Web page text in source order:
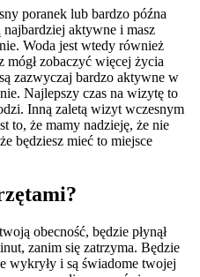
poranek lub bardzo późna
aktywne i masz
Woda jest wtedy również
mógł zobaczyć więcej życia
zazwyczaj bardzo aktywne w
Najlepszy czas na wizytę to
Inną zaletą wizyt wczesnym
to, że mamy nadzieję, że nie
będziesz mieć to miejsce
obecność, będzie płynął
zanim się zatrzyma. Będzie
wykryły i są świadome twojej